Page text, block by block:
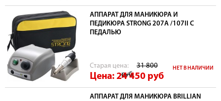
АППАРАТ ДЛЯ МАНИКЮРА И
ПЕДИКЮРА STRONG 207А /107II С
ПЕДАЛЬЮ
Cтарая цена:
31 800
руб
Цена: 24 450 руб
НЕТ В НАЛИЧИИ
АППАРАТ ДЛЯ МАНИКЮРА BRILLIAN